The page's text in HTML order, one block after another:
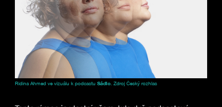
Ridina Ahmed ve vizuálu k podcastu Sádlo . Zdroj Český rozhlas